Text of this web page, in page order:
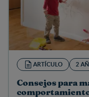
ARTÍCULO 2
Consejos para